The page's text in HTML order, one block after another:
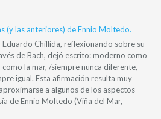
(y las anteriores) de Ennio Moltedo.
Eduardo Chillida, reflexionando sobre su
de Bach, dejó escrito: moderno como
la mar, /siempre nunca diferente,
igual. Esta afirmación resulta muy
a algunos de los aspectos
de Ennio Moltedo (Viña del Mar,